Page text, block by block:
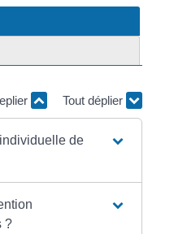
Tout déplier
de
?